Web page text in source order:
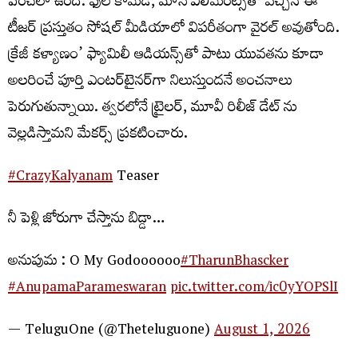
టీజర్ ప్రస్తుతం సోషల్ మీడియాలో విపరీతంగా వైరల్ అవుతోంది.
క్రేజీ కళ్యాణం’ ఫ్యామిలీ ఆడియన్స్‌తో పాటు యువతను కూడా
అలరించే పూర్తి ఎంటర్‌టైనర్‌గా నిలుస్తుందనే అంచనాలు
పెరుగుతున్నాయి. త్వరలోనే ట్రైలర్, మూవీ రిలీజ్ డేట్ ను
వెల్లడిస్తామని మేకర్స్ ప్రకటించారు.
#CrazyKalyanamTeaser
నీ పెళ్లి జోరుగా చేస్తాను బిడ్డా…
అనుపుమ : O My Godoooooo#TharunBhascker
#AnupamaParameswaranpic.twitter.com/ic0yYOPSlI
— TeluguOne (@Theteluguone)August 1, 2026